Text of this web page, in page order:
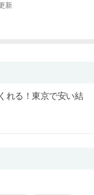
新
れる！東京で安い結